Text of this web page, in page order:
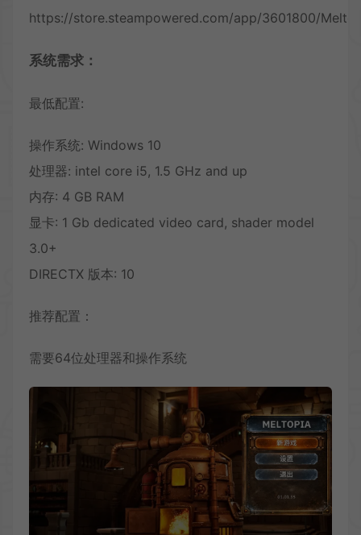
https://store.steampowered.com/app/3601800/
系统需求：
最低配置:
操作系统: Windows 10
处理器: intel core i5, 1.5 GHz and up
内存: 4 GB RAM
显卡: 1 Gb dedicated video card, shader model
3.0+
DIRECTX 版本: 10
推荐配置：
需要64位处理器和操作系统